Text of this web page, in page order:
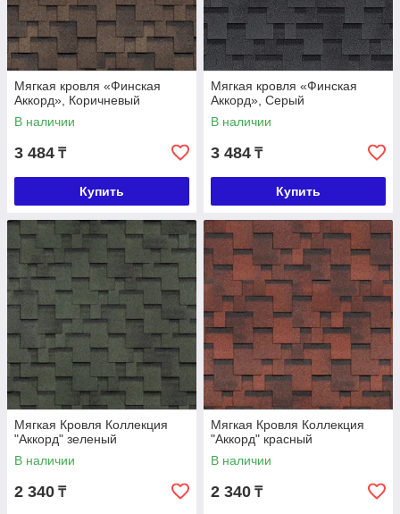
Тип посыпки
Крупнозерни
стая
базальтовая
посыпка
Вес 1 м
готового покр
ытия, кг
9,5
Мягкая кровля «Финская
Аккорд», Коричневый
В наличии
3 484 ₸
Купить
Мягкая кровля «Финская
Аккорд», Серый
В наличии
3 484 ₸
Купить
Мягкая Кровля Коллекция
"Аккорд" зеленый
В наличии
2 340 ₸
Мягкая Кровля Коллекция
"Аккорд" красный
В наличии
2 340 ₸